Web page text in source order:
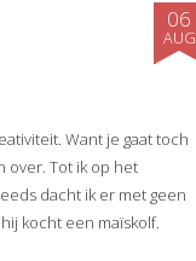
06
AUG
Want je gaat toch
over. Tot ik op het
dacht ik er met geen
kocht een maïskolf.